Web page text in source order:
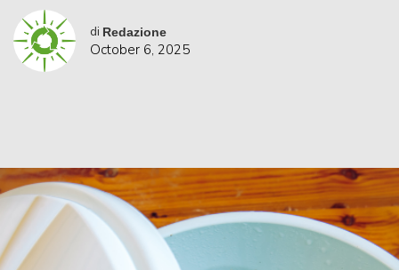
di Redazione
October 6, 2025